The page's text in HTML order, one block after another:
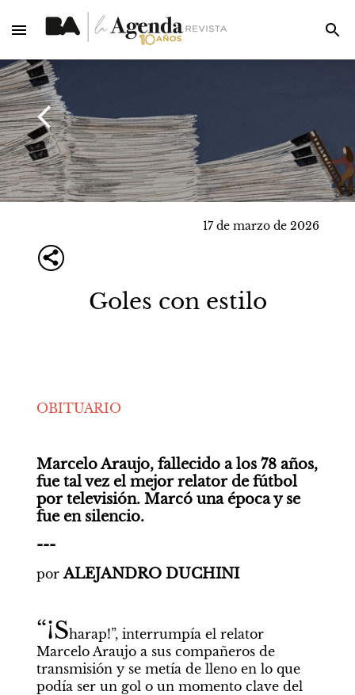
17 de marzo de 2026
Goles con estilo
OBITUARIO
Marcelo Araujo, fallecido a los 78 años,
fue tal vez el mejor relator de fútbol
por televisión. Marcó una época y se
fue en silencio.
---
por ALEJANDRO DUCHINI
“¡Sharap!”, interrumpía el relator
Marcelo Araujo a sus compañeros de
transmisión y se metía de lleno en lo que
podía ser un gol o un momento clave del